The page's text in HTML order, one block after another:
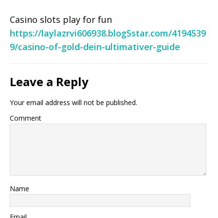
Casino slots play for fun
https://laylazrvi606938.blog5star.com/4194539
9/casino-of-gold-dein-ultimativer-guide
Leave a Reply
Your email address will not be published.
Comment
Name